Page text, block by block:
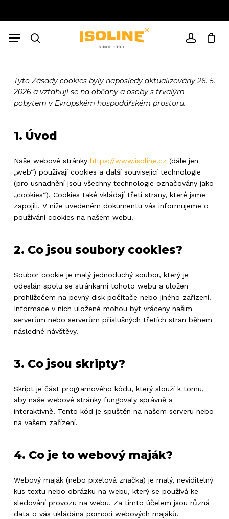
content
search account
Menu
Cart Close
Tyto Zásady cookies byly naposledy aktualizovány 26. 5.
2026 a vztahují se na občany a osoby s trvalým
pobytem v Evropském hospodářském prostoru.
1. Úvod
Naše webové stránky https://www.isoline.cz (dále jen
„web“) používají cookies a další související technologie
(pro usnadnění jsou všechny technologie označovány jako
„cookies“). Cookies také vkládají třetí strany, které jsme
zapojili. V níže uvedeném dokumentu vás informujeme o
používání cookies na našem webu.
2. Co jsou soubory cookies?
Soubor cookie je malý jednoduchý soubor, který je
odeslán spolu se stránkami tohoto webu a uložen
prohlížečem na pevný disk počítače nebo jiného zařízení.
Informace v nich uložené mohou být vráceny našim
serverům nebo serverům příslušných třetích stran během
následné návštěvy.
3. Co jsou skripty?
Skript je část programového kódu, který slouží k tomu,
aby naše webové stránky fungovaly správně a
interaktivně. Tento kód je spuštěn na našem serveru nebo
na vašem zařízení.
4. Co je to webový maják?
Webový maják (nebo pixelová značka) je malý, neviditelný
kus textu nebo obrázku na webu, který se používá ke
sledování provozu na webu. Za tímto účelem jsou různá
data o vás ukládána pomocí webových majáků.